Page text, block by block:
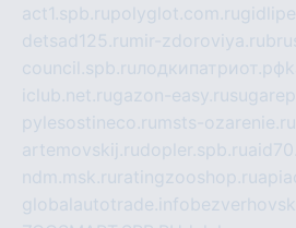
act1.spb.rupolyglot.com.ru
detsad125.ru mir-zdoroviya.ru
council.spb.ruлодкипатриот.рф
iclub.net.rugazon-easy.ru
pylesostineco.ru msts-ozarenie.ru
artemovskij.rudopler.spb.ru
ndm.msk.ru ratingzooshop.ru
globalautotrade.info